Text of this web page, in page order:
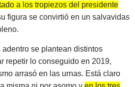
a los tropiezos del presidente
figura se convirtió en un salvavidas
se plantean distintos
repetir lo conseguido en 2019,
arrasó en las urnas. Está claro